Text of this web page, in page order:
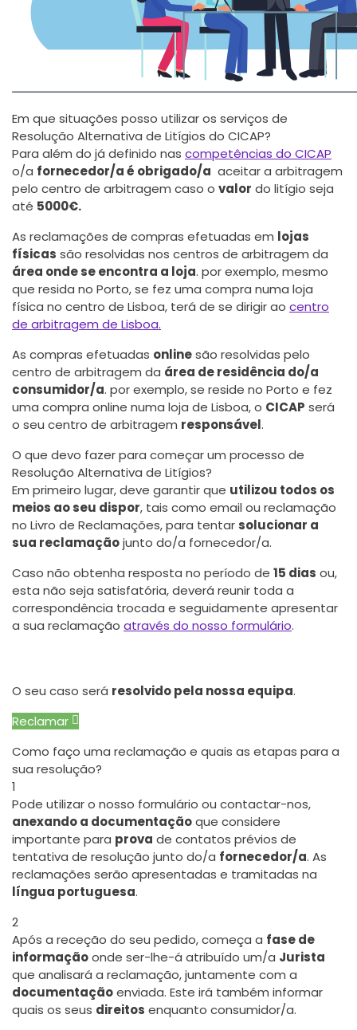
Em que situações posso utilizar os serviços de
Resolução Alternativa de Litígios do CICAP?
Para além do já definido nas competências do CICAP
o/a fornecedor/a é obrigado/a aceitar a arbitragem
pelo centro de arbitragem caso o valor do litígio seja
até 5000€.
As reclamações de compras efetuadas em lojas
físicas são resolvidas nos centros de arbitragem da
área onde se encontra a loja. por exemplo, mesmo
que resida no Porto, se fez uma compra numa loja
física no centro de Lisboa, terá de se dirigir ao centro
de arbitragem de Lisboa.
As compras efetuadas onlinesão resolvidas pelo
centro de arbitragem da área de residência do/a
consumidor/a. por exemplo, se reside no Porto e fez
uma compra online numa loja de Lisboa, o CICAP será
o seu centro de arbitragem responsável.
O que devo fazer para começar um processo de
Resolução Alternativa de Litígios?
Em primeiro lugar, deve garantir que utilizou todos os
meios ao seu dispor, tais como email ou reclamação
no Livro de Reclamações, para tentar solucionar a
sua reclamaçãojunto do/a fornecedor/a.
Caso não obtenha resposta no período de 15 dias ou,
esta não seja satisfatória, deverá reunir toda a
correspondência trocada e seguidamente apresentar
a sua reclamação através do nosso formulário.
O seu caso será resolvido pela nossa equipa.
Reclamar
Como faço uma reclamação e quais as etapas para a
sua resolução?
1
Pode utilizar o nosso formulário ou contactar-nos,
anexando a documentaçãoque considere
importante para prova de contatos prévios de
tentativa de resolução junto do/a fornecedor/a. As
reclamações serão apresentadas e tramitadas na
língua portuguesa.
2
Após a receção do seu pedido, começa a fase de
informaçãoonde ser-lhe-á atribuído um/a Jurista
que analisará a reclamação, juntamente com a
documentaçãoenviada. Este irá também informar
quais os seus direitos enquanto consumidor/a.